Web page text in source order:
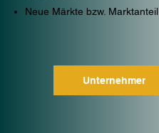
Neue Märkte bzw. Marktanteil
Unternehmer